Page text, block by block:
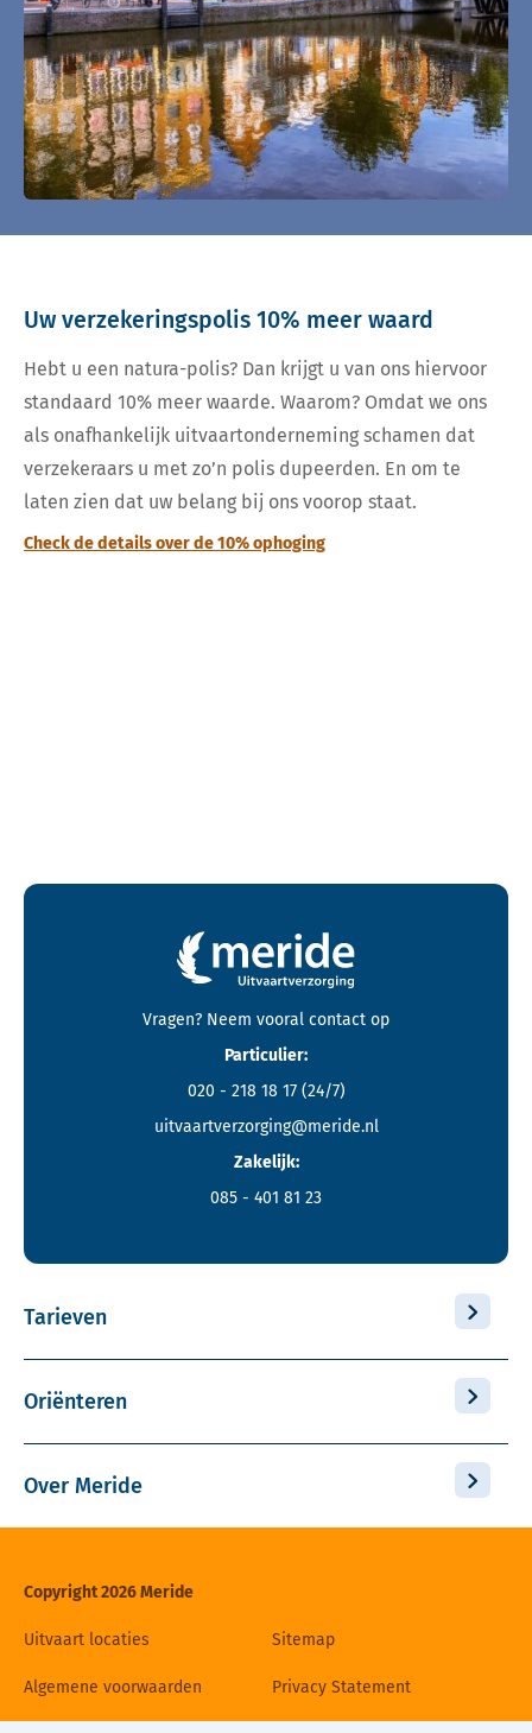
Uw verzekeringspolis 10% meer waard
Hebt u een natura-polis? Dan krijgt u van ons hiervoor
standaard 10% meer waarde. Waarom? Omdat we ons
als onafhankelijk uitvaartonderneming schamen dat
verzekeraars u met zo’n polis dupeerden. En om te
laten zien dat uw belang bij ons voorop staat.
Check de details over de 10% ophoging
Contactgegevens en footer menu van Meride
Vragen? Neem vooral contact op
Particulier:
020 - 218 18 17 (24/7)
uitvaartverzorging@meride.nl
Zakelijk:
085 - 401 81 23
Tarieven
Oriënteren
Over Meride
Copyright 2026 Meride
Uitvaart locaties Sitemap
Algemene voorwaarden Privacy Statement